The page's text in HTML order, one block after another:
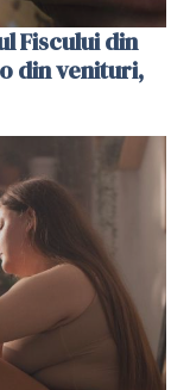
Fiscului din
din venituri,